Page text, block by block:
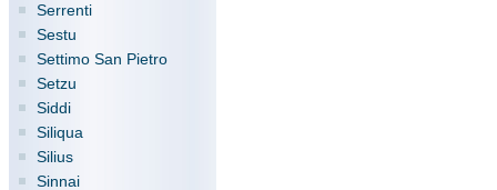
Serrenti
Sestu
Settimo San Pietro
Setzu
Siddi
Siliqua
Silius
Sinnai